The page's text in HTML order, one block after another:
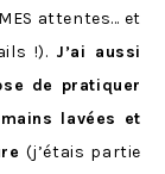
attentes… et
!). J’ai aussi
de pratiquer
lavées et
(j’étais partie